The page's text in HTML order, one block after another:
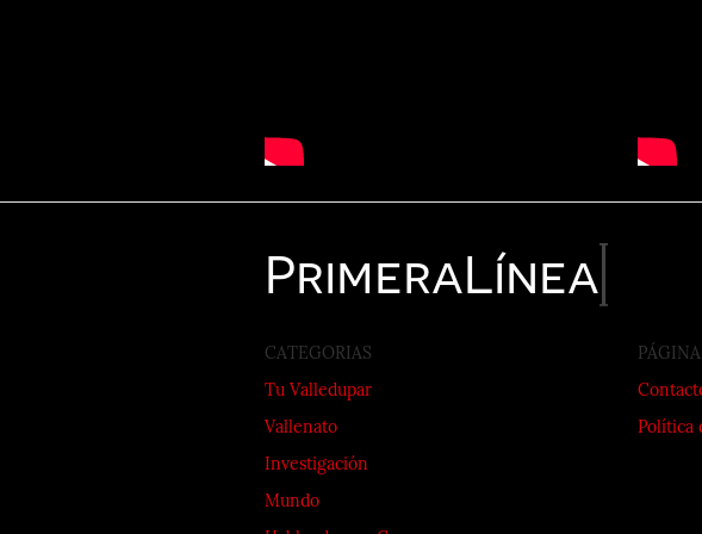
PrimeraLínea
CATEGORIAS
Tu Valledupar
Vallenato
Investigación
Mundo
Política